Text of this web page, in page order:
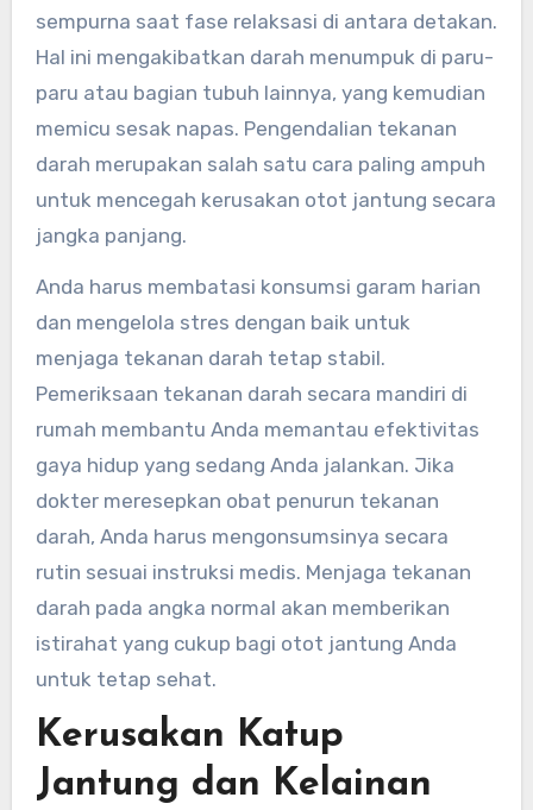
sempurna saat fase relaksasi di antara detakan.
Hal ini mengakibatkan darah menumpuk di paru-
paru atau bagian tubuh lainnya, yang kemudian
memicu sesak napas. Pengendalian tekanan
darah merupakan salah satu cara paling ampuh
untuk mencegah kerusakan otot jantung secara
jangka panjang.
Anda harus membatasi konsumsi garam harian
dan mengelola stres dengan baik untuk
menjaga tekanan darah tetap stabil.
Pemeriksaan tekanan darah secara mandiri di
rumah membantu Anda memantau efektivitas
gaya hidup yang sedang Anda jalankan. Jika
dokter meresepkan obat penurun tekanan
darah, Anda harus mengonsumsinya secara
rutin sesuai instruksi medis. Menjaga tekanan
darah pada angka normal akan memberikan
istirahat yang cukup bagi otot jantung Anda
untuk tetap sehat.
Kerusakan Katup
Jantung dan Kelainan